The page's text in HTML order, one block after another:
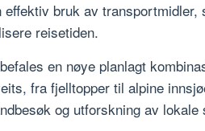
bruk av transportmidler,
reisetiden.
en nøye planlagt
fra fjelltopper til alpine
og utforskning av lokale